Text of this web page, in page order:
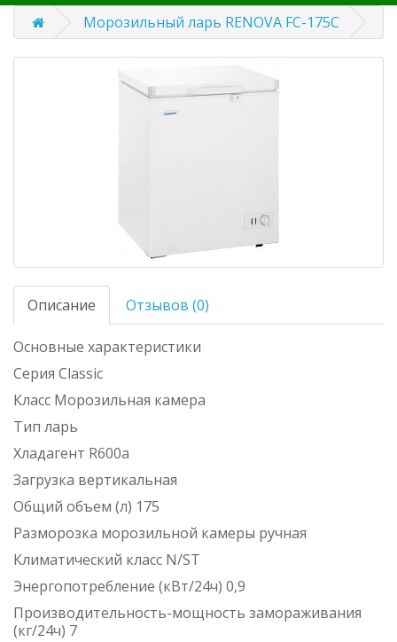
Морозильный ларь RENOVA FC-175C
Описание Отзывов (0)
Основные характеристики
Серия Classic
Класс Морозильная камера
Тип ларь
Хладагент R600a
Загрузка вертикальная
Общий объем (л) 175
Разморозка морозильной камеры ручная
Климатический класс N/ST
Энергопотребление (кВт/24ч) 0,9
Производительность-мощность замораживания
(кг/24ч) 7